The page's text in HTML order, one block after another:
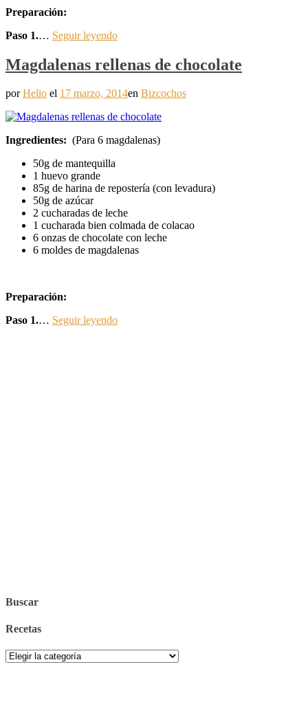
Preparación:
Paso 1.… Seguir leyendo
Magdalenas rellenas de chocolate
porHelio el 17 marzo, 2014en Bizcochos
Ingredientes: (Para 6 magdalenas)
50g de mantequilla
1 huevo grande
85g de harina de repostería (con levadura)
50g de azúcar
2 cucharadas de leche
1 cucharada bien colmada de colacao
6 onzas de chocolate con leche
6 moldes de magdalenas
Preparación:
Paso 1.… Seguir leyendo
Buscar
Recetas
Recetas